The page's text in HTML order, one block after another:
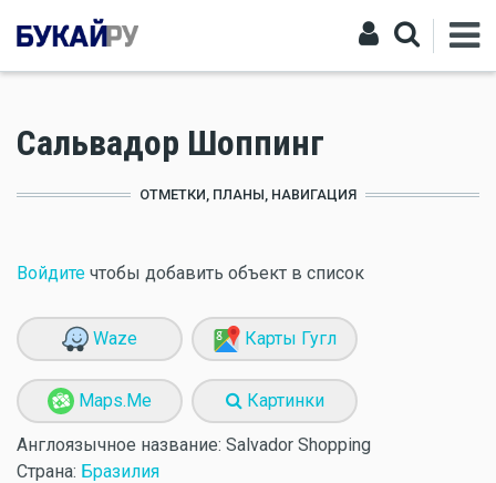
Сальвадор Шоппинг
ОТМЕТКИ, ПЛАНЫ, НАВИГАЦИЯ
Войдите чтобы добавить объект в список
Waze Карты Гугл
Maps.Me Картинки
Англоязычное название: Salvador Shopping
Страна: Бразилия